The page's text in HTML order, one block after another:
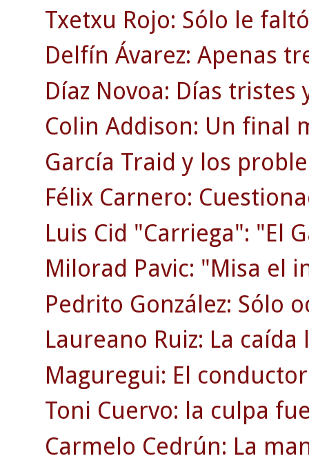
Txetxu Rojo: Sólo le
Delfín Ávarez: Apenas
Díaz Novoa: Días tristes
Colin Addison: Un final
García Traid y los
Félix Carnero:
Luis Cid "Carriega": "El
Milorad Pavic: "Misa el
Pedrito González: Sólo
Laureano Ruiz: La
Maguregui: El
Toni Cuervo: la culpa
Carmelo Cedrún: La